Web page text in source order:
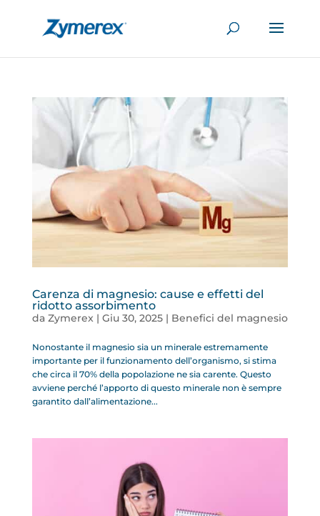
Carenza di magnesio: cause e effetti del
ridotto assorbimento
da Zymerex| Giu 30, 2025| Benefici del magnesio
Nonostante il magnesio sia un minerale estremamente
importante per il funzionamento dell’organismo, si stima
che circa il 70% della popolazione ne sia carente. Questo
avviene perché l’apporto di questo minerale non è sempre
garantito dall’alimentazione...